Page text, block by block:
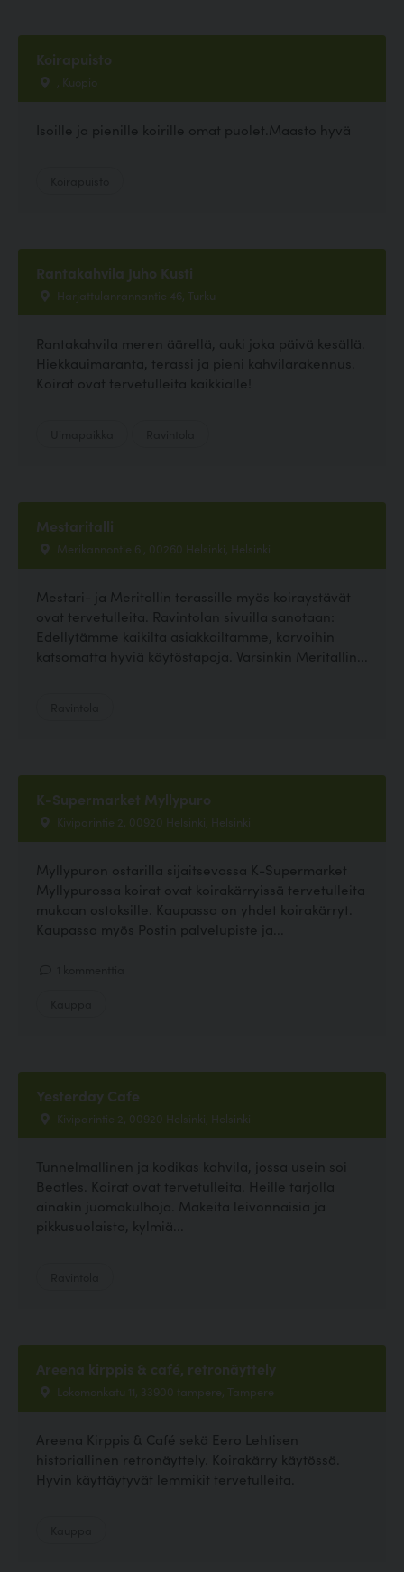
Koirapuisto
, Kuopio
Isoille ja pienille koirille omat puolet.Maasto hyvä
Rantakahvila Juho Kusti
Harjattulanrannantie 46, Turku
Rantakahvila meren äärellä, auki joka päivä kesällä.
Hiekkauimaranta, terassi ja pieni kahvilarakennus.
Koirat ovat tervetulleita kaikkialle!
Mestaritalli
Merikannontie 6 , 00260 Helsinki, Helsinki
Mestari- ja Meritallin terassille myös koiraystävät
ovat tervetulleita. Ravintolan sivuilla sanotaan:
Edellytämme kaikilta asiakkailtamme, karvoihin
katsomatta hyviä käytöstapoja. Varsinkin Meritallin...
K-Supermarket Myllypuro
Kiviparintie 2, 00920 Helsinki, Helsinki
Myllypuron ostarilla sijaitsevassa K-Supermarket
Myllypurossa koirat ovat koirakärryissä tervetulleita
mukaan ostoksille. Kaupassa on yhdet koirakärryt.
Kaupassa myös Postin palvelupiste ja...
Yesterday Cafe
Kiviparintie 2, 00920 Helsinki, Helsinki
Tunnelmallinen ja kodikas kahvila, jossa usein soi
Beatles. Koirat ovat tervetulleita. Heille tarjolla
ainakin juomakulhoja. Makeita leivonnaisia ja
pikkusuolaista, kylmiä...
Areena kirppis & café, retronäyttely
Lokomonkatu 11, 33900 tampere, Tampere
Areena Kirppis & Café sekä Eero Lehtisen
historiallinen retronäyttely. Koirakärry käytössä.
Hyvin käyttäytyvät lemmikit tervetulleita.